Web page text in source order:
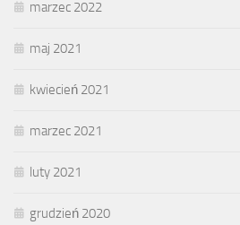
marzec 2022
maj 2021
kwiecień 2021
marzec 2021
luty 2021
grudzień 2020